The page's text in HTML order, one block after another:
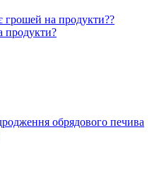
грошей на продукти??
продукти?
обрядового печива